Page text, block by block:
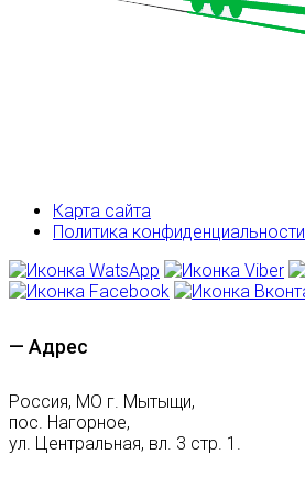
Карта сайта
Политика конфиденциальности
— Адрес
Россия, МО г. Мытыщи,
пос. Нагорное,
ул. Центральная, вл. 3 стр. 1.